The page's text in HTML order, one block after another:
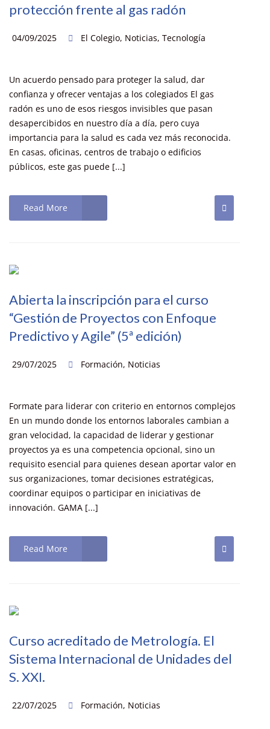
protección frente al gas radón
04/09/2025 El Colegio, Noticias, Tecnología
Un acuerdo pensado para proteger la salud, dar
confianza y ofrecer ventajas a los colegiados El gas
radón es uno de esos riesgos invisibles que pasan
desapercibidos en nuestro día a día, pero cuya
importancia para la salud es cada vez más reconocida.
En casas, oficinas, centros de trabajo o edificios
públicos, este gas puede [...]
Read More
Abierta la inscripción para el curso
“Gestión de Proyectos con Enfoque
Predictivo y Agile” (5ª edición)
29/07/2025 Formación, Noticias
Formate para liderar con criterio en entornos complejos
En un mundo donde los entornos laborales cambian a
gran velocidad, la capacidad de liderar y gestionar
proyectos ya es una competencia opcional, sino un
requisito esencial para quienes desean aportar valor en
sus organizaciones, tomar decisiones estratégicas,
coordinar equipos o participar en iniciativas de
innovación. GAMA [...]
Read More
Curso acreditado de Metrología. El
Sistema Internacional de Unidades del
S. XXI.
22/07/2025 Formación, Noticias